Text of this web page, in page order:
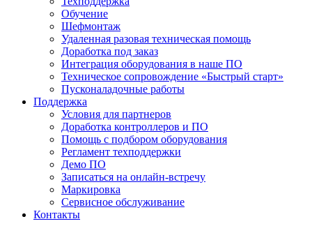
Обучение
Шефмонтаж
Удаленная разовая техническая помощь
Доработка под заказ
Интеграция оборудования в наше ПО
Техническое сопровождение «Быстрый старт»
Пусконаладочные работы
Поддержка
Условия для партнеров
Доработка контроллеров и ПО
Помощь с подбором оборудования
Регламент техподдержки
Демо ПО
Записаться на онлайн-встречу
Маркировка
Сервисное обслуживание
Контакты